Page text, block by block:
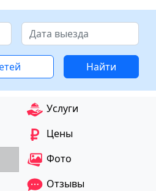
Найти
Услуги
Цены
Фото
Отзывы